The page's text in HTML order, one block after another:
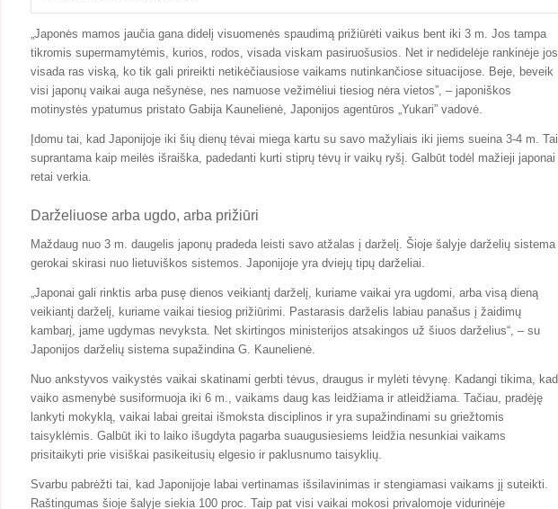
„Japonės mamos jaučia gana didelį visuomenės spaudimą prižiūrėti vaikus bent iki 3 m. Jos tampa
tikromis supermamytėmis, kurios, rodos, visada viskam pasiruošusios. Net ir nedidelėje rankinėje jos
visada ras viską, ko tik gali prireikti netikėčiausiose vaikams nutinkančiose situacijose. Beje, beveik
visi japonų vaikai auga nešynėse, nes namuose vežimėliui tiesiog nėra vietos”, – japoniškos
motinystės ypatumus pristato Gabija Kaunelienė, Japonijos agentūros „Yukari” vadovė.
Įdomu tai, kad Japonijoje iki šių dienų tėvai miega kartu su savo mažyliais iki jiems sueina 3-4 m. Tai
suprantama kaip meilės išraiška, padedanti kurti stiprų tėvų ir vaikų ryšį. Galbūt todėl mažieji japonai
retai verkia.
Darželiuose arba ugdo, arba prižiūri
Maždaug nuo 3 m. daugelis japonų pradeda leisti savo atžalas į darželį. Šioje šalyje darželių sistema
gerokai skirasi nuo lietuviškos sistemos. Japonijoje yra dviejų tipų darželiai.
„Japonai gali rinktis arba pusę dienos veikiantį darželį, kuriame vaikai yra ugdomi, arba visą dieną
veikiantį darželį, kuriame vaikai tiesiog prižiūrimi. Pastarasis darželis labiau panašus į žaidimų
kambarį, jame ugdymas nevyksta. Net skirtingos ministerijos atsakingos už šiuos darželius“, – su
Japonijos darželių sistema supažindina G. Kaunelienė.
Nuo ankstyvos vaikystės vaikai skatinami gerbti tėvus, draugus ir mylėti tėvynę. Kadangi tikima, kad
vaiko asmenybė susiformuoja iki 6 m., vaikams daug kas leidžiama ir atleidžiama. Tačiau, pradėję
lankyti mokyklą, vaikai labai greitai išmoksta disciplinos ir yra supažindinami su griežtomis
taisyklėmis. Galbūt iki to laiko išugdyta pagarba suaugusiesiems leidžia nesunkiai vaikams
prisitaikyti prie visiškai pasikeitusių elgesio ir paklusnumo taisyklių.
Svarbu pabrėžti tai, kad Japonijoje labai vertinamas išsilavinimas ir stengiamasi vaikams jį suteikti.
Raštingumas šioje šalyje siekia 100 proc. Taip pat visi vaikai mokosi privalomoje vidurinėje